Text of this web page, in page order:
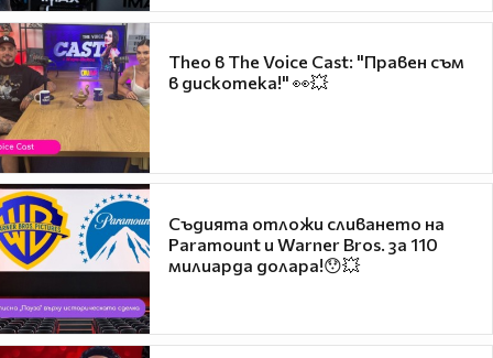
Theo в The Voice Cast: "Правен съм
в дискотека!" 👀💥
Съдията отложи сливането на
Paramount и Warner Bros. за 110
милиарда долара!😯💥